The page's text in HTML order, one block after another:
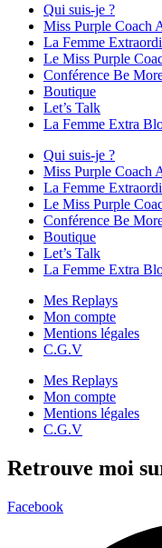
Qui suis-je ?
Miss Purple Coach
La Femme
Le Miss Purple
Conférence Be
Boutique
Let’s Talk
La Femme Extra
Qui suis-je ?
Miss Purple Coach
La Femme
Le Miss Purple
Conférence Be
Boutique
Let’s Talk
La Femme Extra
Mes Replays
Mon compte
Mentions légales
C.G.V
Mes Replays
Mon compte
Mentions légales
C.G.V
Retrouve moi
Facebook